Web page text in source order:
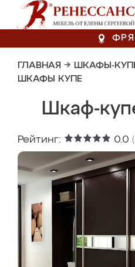
ГЛАВНАЯ → ШКАФЫ-
ШКАФЫ КУПЕ
Шкаф-
Рейтинг: 0.0 (